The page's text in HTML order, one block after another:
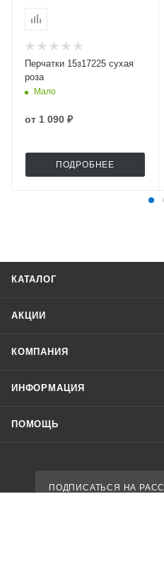
Перчатки 15з17225 сухая
роза
Мало
от 1 090 ₽
ПОДРОБНЕЕ
КАТАЛОГ
АКЦИИ
КОМПАНИЯ
ИНФОРМАЦИЯ
ПОМОЩЬ
ПОДПИСАТЬСЯ НА